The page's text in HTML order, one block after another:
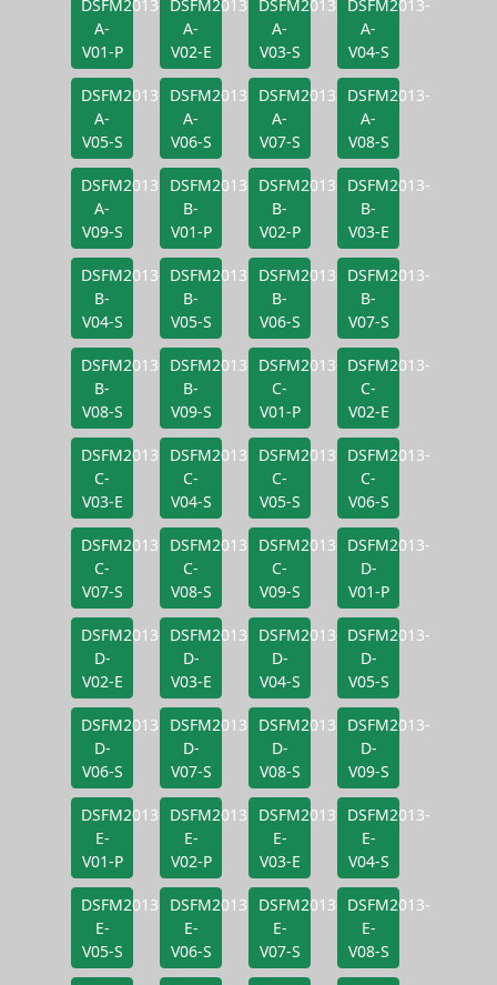
DSFM2013-
A-
V01-P
DSFM2013-
A-
V02-E
DSFM2013-
A-
V03-S
DSFM2013-
A-
V04-S
DSFM2013-
A-
V05-S
DSFM2013-
A-
V06-S
DSFM2013-
A-
V07-S
DSFM2013-
A-
V08-S
DSFM2013-
A-
V09-S
DSFM2013-
B-
V01-P
DSFM2013-
B-
V02-P
DSFM2013-
B-
V03-E
DSFM2013-
B-
V04-S
DSFM2013-
B-
V05-S
DSFM2013-
B-
V06-S
DSFM2013-
B-
V07-S
DSFM2013-
B-
V08-S
DSFM2013-
B-
V09-S
DSFM2013-
C-
V01-P
DSFM2013-
C-
V02-E
DSFM2013-
C-
V03-E
DSFM2013-
C-
V04-S
DSFM2013-
C-
V05-S
DSFM2013-
C-
V06-S
DSFM2013-
C-
V07-S
DSFM2013-
C-
V08-S
DSFM2013-
C-
V09-S
DSFM2013-
D-
V01-P
DSFM2013-
D-
V02-E
DSFM2013-
D-
V03-E
DSFM2013-
D-
V04-S
DSFM2013-
D-
V05-S
DSFM2013-
D-
V06-S
DSFM2013-
D-
V07-S
DSFM2013-
D-
V08-S
DSFM2013-
D-
V09-S
DSFM2013-
E-
V01-P
DSFM2013-
E-
V02-P
DSFM2013-
E-
V03-E
DSFM2013-
E-
V04-S
DSFM2013-
E-
V05-S
DSFM2013-
E-
V06-S
DSFM2013-
E-
V07-S
DSFM2013-
E-
V08-S